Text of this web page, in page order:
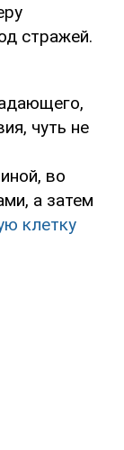
стражей.
чуть не
во
а затем
клетку